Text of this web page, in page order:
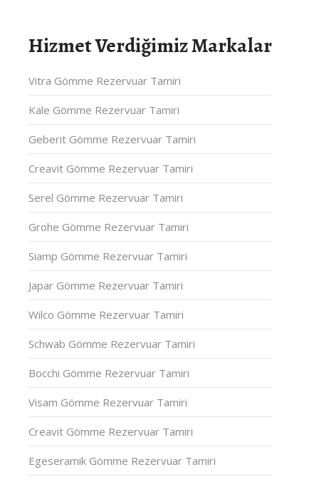
Hizmet Verdiğimiz Markalar
Vitra Gömme Rezervuar Tamiri
Kale Gömme Rezervuar Tamiri
Geberit Gömme Rezervuar Tamiri
Creavit Gömme Rezervuar Tamiri
Serel Gömme Rezervuar Tamiri
Grohe Gömme Rezervuar Tamiri
Siamp Gömme Rezervuar Tamiri
Japar Gömme Rezervuar Tamiri
Wilco Gömme Rezervuar Tamiri
Schwab Gömme Rezervuar Tamiri
Bocchi Gömme Rezervuar Tamiri
Visam Gömme Rezervuar Tamiri
Creavit Gömme Rezervuar Tamiri
Egeseramik Gömme Rezervuar Tamiri